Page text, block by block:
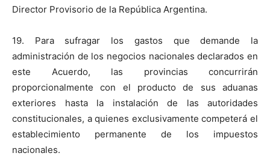
Director Provisorio de la República Argentina.
19. Para sufragar los gastos que demande la
administración de los negocios nacionales declarados en
este Acuerdo, las provincias concurrirán
proporcionalmente con el producto de sus aduanas
exteriores hasta la instalación de las autoridades
constitucionales, a quienes exclusivamente competerá el
establecimiento permanente de los impuestos
nacionales.